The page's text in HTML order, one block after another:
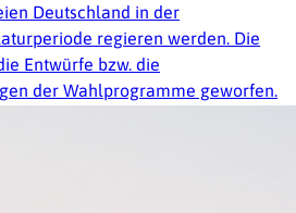
Deutschland in der
regieren werden. Die
Entwürfe bzw. die
der Wahlprogramme geworfen.